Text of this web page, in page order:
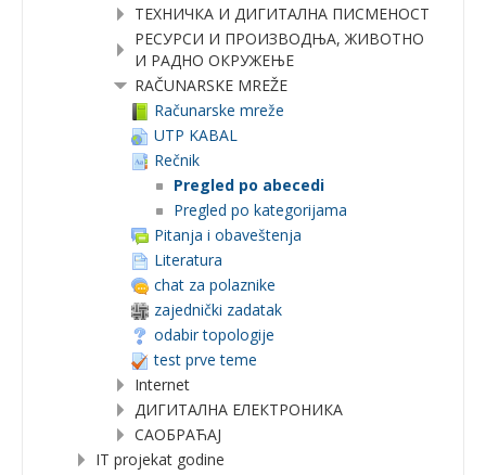
ТЕХНИЧКА И ДИГИТАЛНА ПИСМЕНОСТ
РЕСУРСИ И ПРОИЗВОДЊА, ЖИВОТНО
И РАДНО ОКРУЖЕЊЕ
RAČUNARSKE MREŽE
Računarske mreže
UTP KABAL
Rečnik
Pregled po abecedi
Pregled po kategorijama
Pitanja i obaveštenja
Literatura
chat za polaznike
zajednički zadatak
odabir topologije
test prve teme
Internet
ДИГИТАЛНА ЕЛЕКТРОНИКА
САОБРАЋАЈ
IT projekat godine